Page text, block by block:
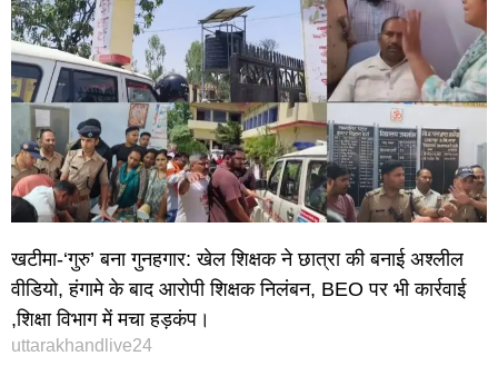
खटीमा-‘गुरु’ बना गुनहगार: खेल शिक्षक ने छात्रा की बनाई अश्लील
वीडियो, हंगामे के बाद आरोपी शिक्षक निलंबन, BEO पर भी कार्रवाई
,शिक्षा विभाग में मचा हड़कंप।
uttarakhandlive24